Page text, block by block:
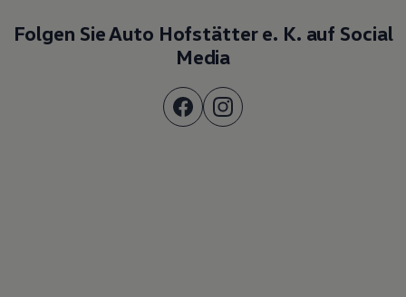
Folgen Sie Auto Hofstätter e. K. auf Social
Media